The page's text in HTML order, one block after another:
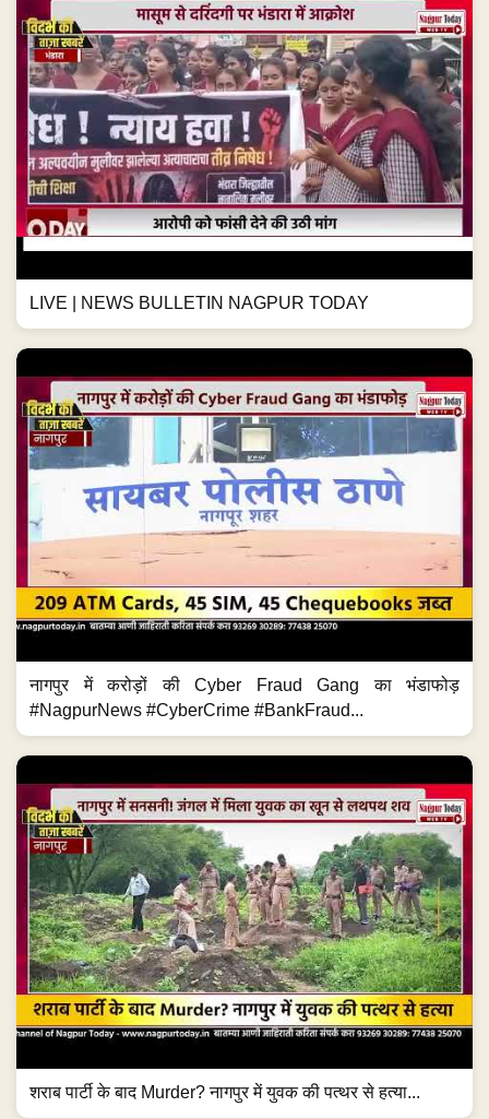
LIVE | NEWS BULLETIN NAGPUR TODAY
नागपुर में करोड़ों की Cyber Fraud Gang का भंडाफोड़
#NagpurNews #CyberCrime #BankFraud...
शराब पार्टी के बाद Murder? नागपुर में युवक की पत्थर से हत्या...